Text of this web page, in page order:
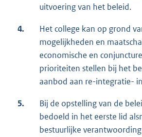
uitvoering van het beleid.
4.
Het college kan op grond
mogelijkheden en
economische en
prioriteiten stellen bij het
aanbod aan re-integratie-
5.
Bij de opstelling van de
bedoeld in het eerste lid
bestuurlijke